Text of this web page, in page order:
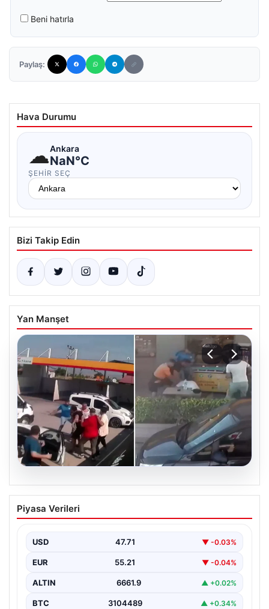
Beni hatırla
Paylaş:
Hava Durumu
☁Ankara
NaN°C
ŞEHIR SEÇ
Bizi Takip Edin
Yan Manşet
09.08.2026
Başpehlivan Serhat Elvan’a Benzin
İstasyonunda Saldırı: ‘Beni Burada
Ünlü başpehlivan Serhat Elvan, Samsun'da düzenlenen
seyahat ederken…
Piyasa Verileri
USD 47.71 ▼ -0.03%
EUR 55.21 ▼ -0.04%
ALTIN 6661.9 ▲ +0.02%
BTC 3104489 ▲ +0.34%